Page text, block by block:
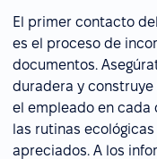
El primer contacto
es el proceso de
documentos.
duradera y
el empleado en cada
las rutinas
apreciados. A los